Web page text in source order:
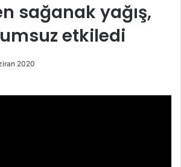
sağanak yağış,
etkiledi
2020